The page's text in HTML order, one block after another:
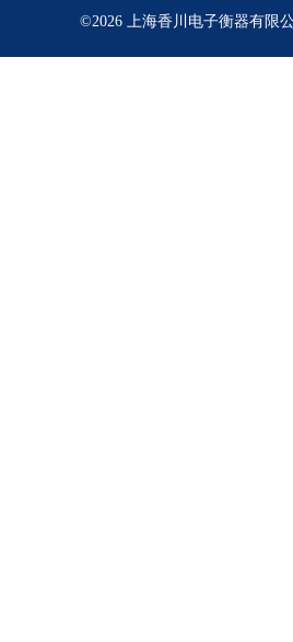
©2026 上海香川电子衡器有限